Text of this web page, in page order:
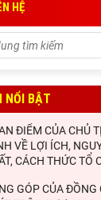
HỆ
VÀ QUẢN LÝ
NỔI BẬT
ĐIỂM CỦA CHỦ
VỀ LỢI ÍCH,
CÁCH THỨC TỔ
GÓP CỦA ĐỒNG